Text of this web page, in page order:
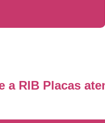
a RIB Placas